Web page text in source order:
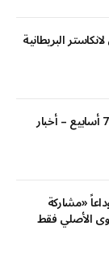
البريطانية
الذهب يرتفع إلى أعلى مستوى في 7 أسابيع – أخبار
«مشاركة
الأصلي فقط